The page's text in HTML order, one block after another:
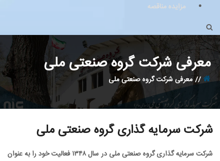
مزایده مناقصه
شرکت گروه صنعتی ملی
معرفی شرکت گروه صنعتی ملی
سرمایه گذاری گروه صنعتی ملی
سرمایه گذاری گروه صنعتی ملی
در سال ۱۳۴۸ فعالیت خود را به عنوان